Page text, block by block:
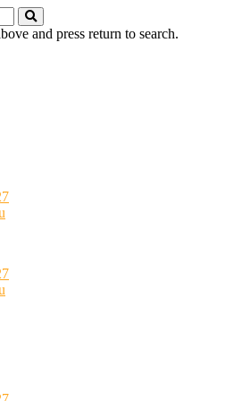
and press return to search.